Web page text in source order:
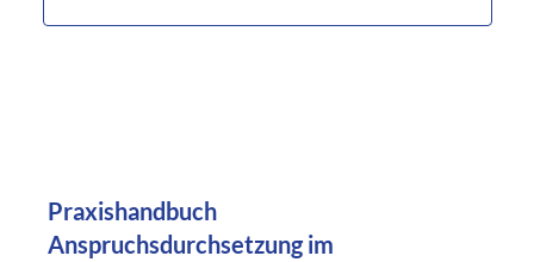
Praxishandbuch
Anspruchsdurchsetzung im